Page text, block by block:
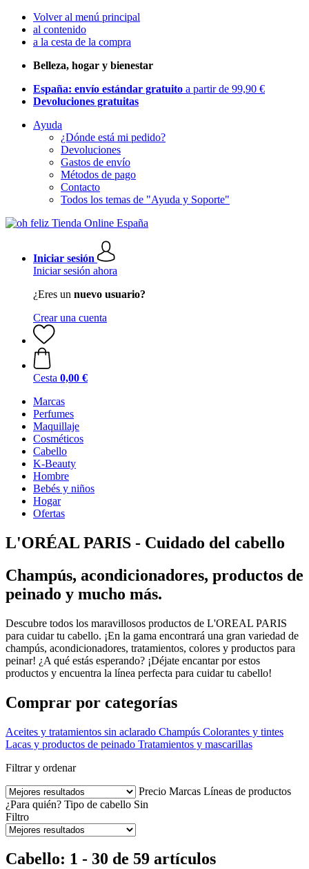
Volver al menú principal
al contenido
a la cesta de la compra
Belleza, hogar y bienestar
España: envío estándar gratuito a partir de 99,90 €
Devoluciones gratuitas
Ayuda
¿Dónde está mi pedido?
Devoluciones
Gastos de envío
Métodos de pago
Contacto
Todos los temas de "Ayuda y Soporte"
Iniciar sesión
Iniciar sesión ahora
¿Eres un nuevo usuario?
Crear una cuenta
Cesta 0,00 €
Marcas
Perfumes
Maquillaje
Cosméticos
Cabello
K-Beauty
Hombre
Bebés y niños
Hogar
Ofertas
L'ORÉAL PARIS - Cuidado del cabello
Champús, acondicionadores, productos de
peinado y mucho más.
Descubre todos los maravillosos productos de L'OREAL PARIS
para cuidar tu cabello. ¡En la gama encontrará una gran variedad de
champús, acondicionadores, tratamientos, colores y productos para
peinar! ¿A qué estás esperando? ¡Déjate encantar por estos
productos y encuentra la línea perfecta para cuidar tu cabello!
Comprar por categorías
Aceites y tratamientos sin aclarado Champús Colorantes y tintes
Lacas y productos de peinado Tratamientos y mascarillas
Filtrar y ordenar
Precio Marcas Líneas de productos
¿Para quién? Tipo de cabello Sin
Filtro
Cabello: 1 - 30 de 59 artículos